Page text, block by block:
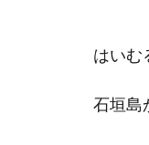
はいむ
石垣島